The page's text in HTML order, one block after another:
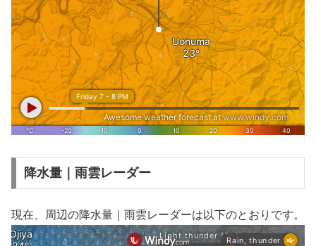
降水量｜雨雲レーダー
現在、周辺の降水量｜雨雲レーダーは以下のとおりです。